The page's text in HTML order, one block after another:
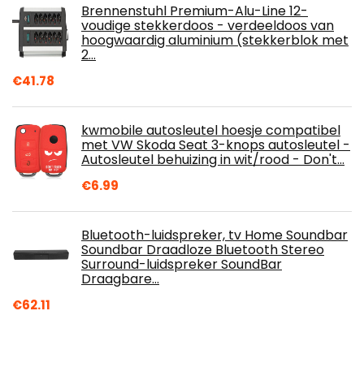
Brennenstuhl Premium-Alu-Line 12-
voudige stekkerdoos - verdeeldoos van
hoogwaardig aluminium (stekkerblok met
2…
€41.78
kwmobile autosleutel hoesje compatibel
met VW Skoda Seat 3-knops autosleutel -
Autosleutel behuizing in wit/rood - Don't…
€6.99
Bluetooth-luidspreker, tv Home Soundbar
Soundbar Draadloze Bluetooth Stereo
Surround-luidspreker SoundBar
Draagbare…
€62.11